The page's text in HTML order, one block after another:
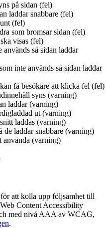
på sidan (fel)
laddar snabbare (fel)
(fel)
som bromsar sidan (fel)
visas (fel)
så sidan laddar
inte används så sidan laddar
få besökare att klicka fel (fel)
syns (varning)
laddar (varning)
ut (varning)
laddas (varning)
de laddar snabbare (varning)
använda (varning)
att kolla upp följsamhet till
Content Accessibility
med nivå AAA av WCAG,
.